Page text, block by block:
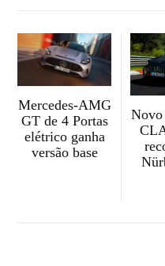
Mercedes-AMG
GT de 4 Portas
elétrico ganha
versão base
Novo